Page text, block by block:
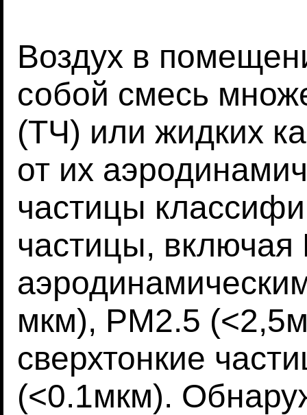
Воздух в
собой смесь
(ТЧ) или жидких
от их
частицы
частицы, включая
мкм), PM2.5
сверхтонкие
(<0.1мкм).